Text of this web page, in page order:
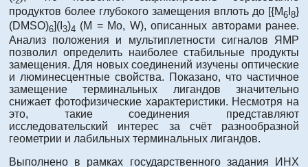
продуктов более глубокого замещения вплоть до [{M6 8}
(DMSO)6](I 3)4 (M = Mo, W), описанных авторами ранее.
Анализ положения и мультиплетности сигналов ЯМР
позволил определить наиболее стабильные продукты
замещения. Для новых соединений изучены оптические
и люминесцентные свойства. Показано, что частичное
замещение терминальных лигандов значительно
снижает фотофизические характеристики. Несмотря на
это, такие соединения представляют
исследовательский интерес за счёт разнообразной
геометрии и лабильных терминальных лигандов.
Выполнено в рамках государственного задания ИНХ